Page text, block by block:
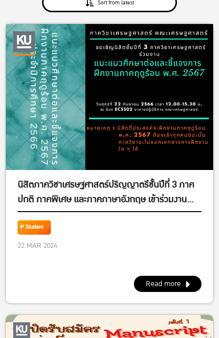
Sort from latest
นิสิตภาควิชาเศรษฐศาสตร์ปริญญาตรีชั้นปีที่ 3 ภาค
ปกติ ภาคพิเศษ และภาคภาษาอังกฤษ เข้าร่วมงาน
แนะแนวศึกษาต่อและชี้แจงการฝึกงานภาคฤดูร้อน
พ.ศ. 2567 วันศุกร์ที่ 22 กันยายน 2566 เวลา 12.00 –
15.30 น. ณ ห้อง 5502 อาคารปฏิบัติการ คณะ
Student
22 MAR 2024
Read more